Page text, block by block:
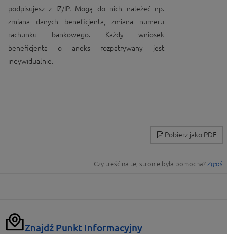
podpisujesz z IZ/IP. Mogą do nich należeć np.
zmiana danych beneficjenta, zmiana numeru
rachunku bankowego. Każdy wniosek
beneficjenta o aneks rozpatrywany jest
indywidualnie.
Pobierz jako PDF
Czy treść na tej stronie była pomocna? Zgłoś
Znajdź Punkt Informacyjny